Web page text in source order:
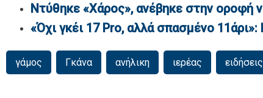
Ντύθηκε «Χάρος», ανέβηκε στην οροφή
«Όχι γκέι 17 Pro, αλλά σπασμένο
γάμος Γκάνα ανήλικη ιερέας